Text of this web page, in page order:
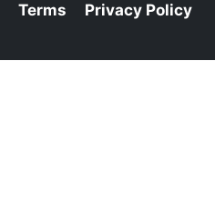
Terms Privacy Policy